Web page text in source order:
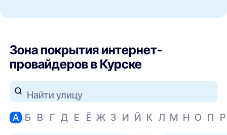
Зона покрытия интернет-
провайдеров в Курске
Найти улицу
А Б В Г Д Е Ё Ж З И Й К Л М Н О П Р